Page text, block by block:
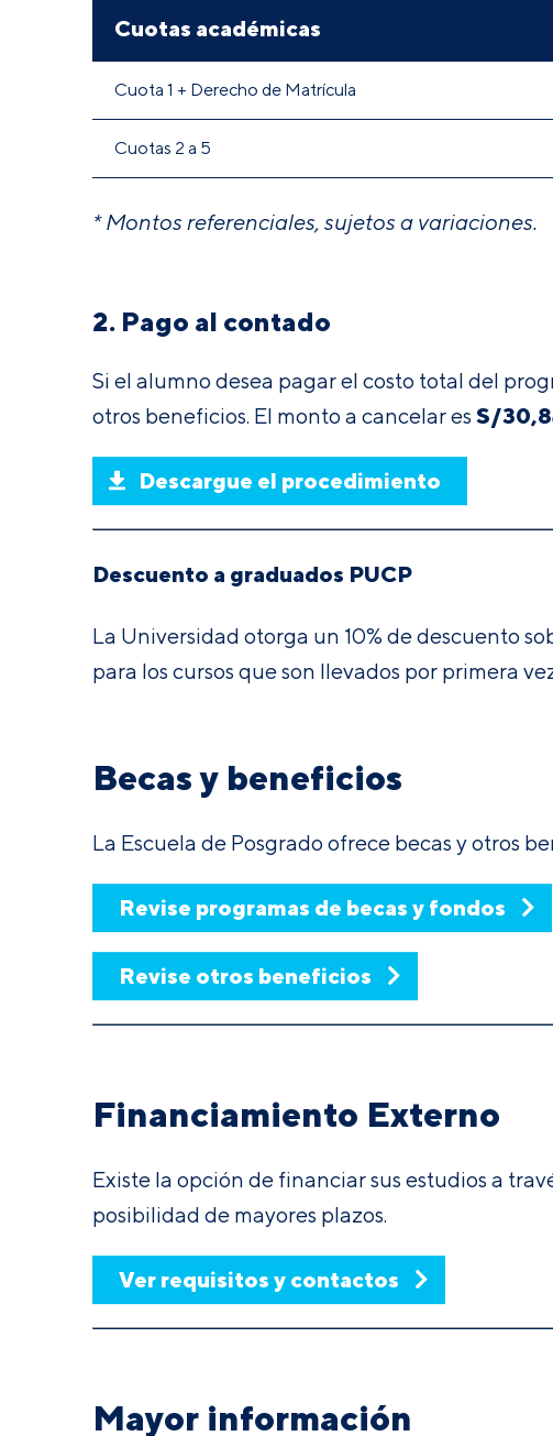
Cuotas académicas
Cuota 1 + Derecho de Matrícula
Cuotas 2 a 5
* Montos referenciales, sujetos a variaciones.
2. Pago al contado
Si el alumno desea pagar el costo total del
otros beneficios. El monto a cancelar es S/
Descargue el procedimiento
Descuento a graduados PUCP
La Universidad otorga un 10% de descuento
para los cursos que son llevados por primera
Becas y beneficios
La Escuela de Posgrado ofrece becas y otros
Revise programas de becas y fondos
Revise otros beneficios
Financiamiento Externo
Existe la opción de financiar sus estudios a
posibilidad de mayores plazos.
Ver requisitos y contactos
Mayor información